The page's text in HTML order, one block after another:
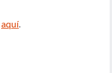
aquí.